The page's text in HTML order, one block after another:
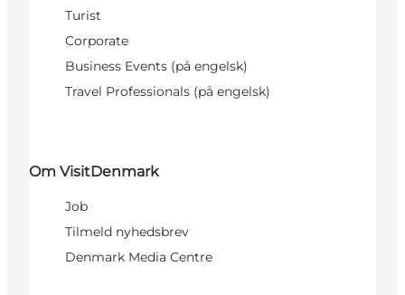
Turist
Corporate
Business Events (på engelsk)
Travel Professionals (på engelsk)
Om VisitDenmark
Job
Tilmeld nyhedsbrev
Denmark Media Centre